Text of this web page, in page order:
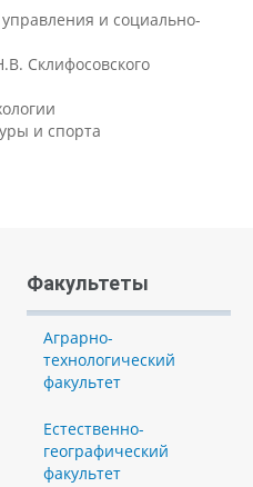
управления и социально-
Склифосовского
и спорта
Факультеты
Аграрно-
технологический
факультет
Естественно-
географический
факультет